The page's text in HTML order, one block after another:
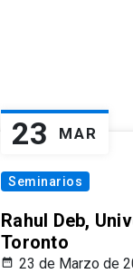
23 MAR
Seminarios
Rahul Deb,
Toronto
23 de Marzo de